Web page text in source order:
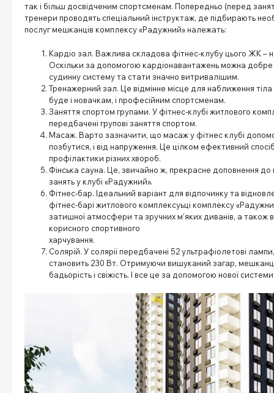
так і більш досвідченим спортсменам. Попередньо (перед
тренери проводять спеціальний інструктаж, де підбирають
послуг мешканців комплексу «Радужний» належать:
Кардіо зал. Важлива складова фітнес-клубу цього ЖК –
Оскільки за допомогою кардіонавантажень можна
судинну систему та стати значно витривалішим.
Тренажерний зал. Це відмінне місце для наближення тіла
буде і новачкам, і професійним спортсменам.
Заняття спортом групами. У фітнес-клубі житлового
передбачені групові заняття спортом.
Масаж. Варто зазначити, що масаж у фітнес клубі
позбутися, і від напруження. Це цілком ефективний
профілактики різних хвороб.
Фінська сауна. Це, звичайно ж, прекрасне доповнення до
занять у клубі «Радужний».
Фітнес-бар. Ідеальний варіант для відпочинку та
фітнес-барі житлового комплексуьці комплексу
затишної атмосфери та зручних м’яких диванів, а також
корисного спортивного
Солярій. У солярії передбачені 52 ультрафіолетові
становить 230 Вт. Отримуючи вишуканий загар,
бадьорість і свіжість. І все це за допомогою нової